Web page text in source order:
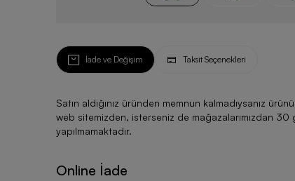
İade ve Değişim Taksit Seçenekleri
Satın aldığınız üründen memnun kalmadıysanız
web sitemizden, isterseniz de mağazalarımızdan
yapılmamaktadır.
Online İade